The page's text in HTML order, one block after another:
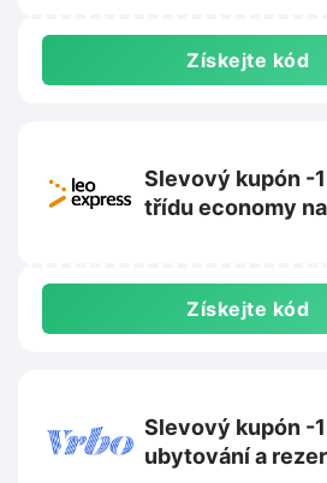
Získejte kód
Slevový kupón -
třídu economy na
Získejte kód
Slevový kupón -
ubytování a